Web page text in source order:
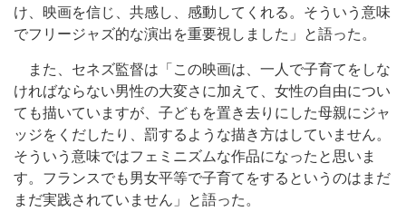
け、映画を信じ、共感し、感動してくれる。そういう意味
でフリージャズ的な演出を重要視しました」と語った。
また、セネズ監督は「この映画は、一人で子育てをしな
ければならない男性の大変さに加えて、女性の自由につい
ても描いていますが、子どもを置き去りにした母親にジャ
ッジをくだしたり、罰するような描き方はしていません。
そういう意味ではフェミニズムな作品になったと思いま
す。フランスでも男女平等で子育てをするというのはまだ
まだ実践されていません」と語った。